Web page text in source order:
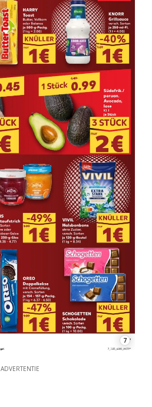
7
ADVERTENTIE